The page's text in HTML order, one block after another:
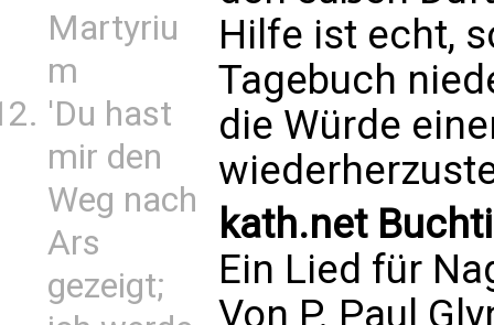
Martyriu
m
'Du hast
mir den
Weg nach
Ars
gezeigt;
Hilfe ist echt,
Tagebuch
die Würde
kath.net
Ein Lied für
Von P. Paul